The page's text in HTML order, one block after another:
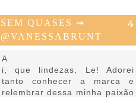
SEM QUASES ➞
@VANESSABRUNT
A
i, que lindezas, Le! Adorei
tanto conhecer a marca e
relembrar dessa minha paixão